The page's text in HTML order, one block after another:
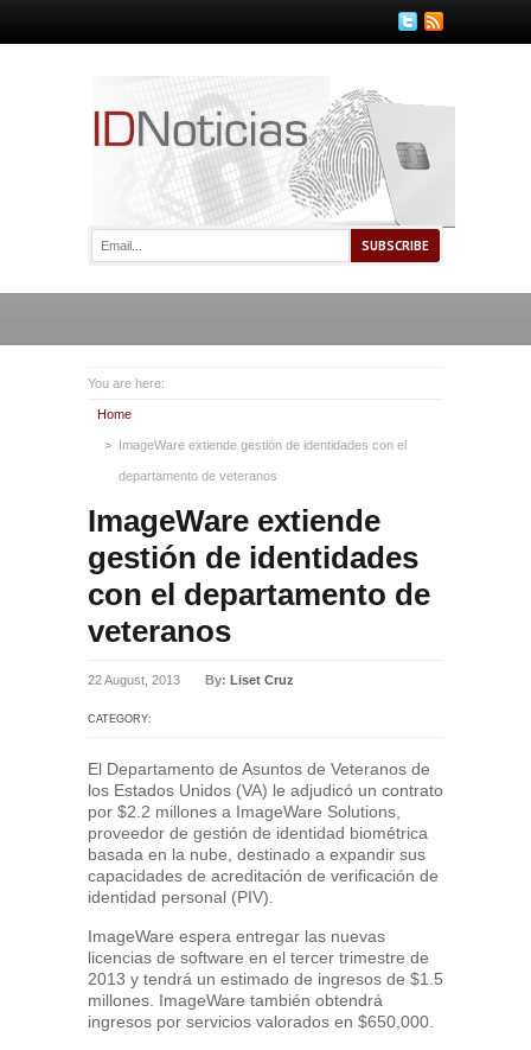
You are here:
Home
ImageWare extiende gestión de identidades con el
departamento de veteranos
ImageWare extiende
gestión de identidades
con el departamento de
veteranos
22 August, 2013 By: Liset Cruz
CATEGORY:
El Departamento de Asuntos de Veteranos de
los Estados Unidos (VA) le adjudicó un contrato
por $2.2 millones a ImageWare Solutions,
proveedor de gestión de identidad biométrica
basada en la nube, destinado a expandir sus
capacidades de acreditación de verificación de
identidad personal (PIV).
ImageWare espera entregar las nuevas
licencias de software en el tercer trimestre de
2013 y tendrá un estimado de ingresos de $1.5
millones. ImageWare también obtendrá
ingresos por servicios valorados en $650,000.